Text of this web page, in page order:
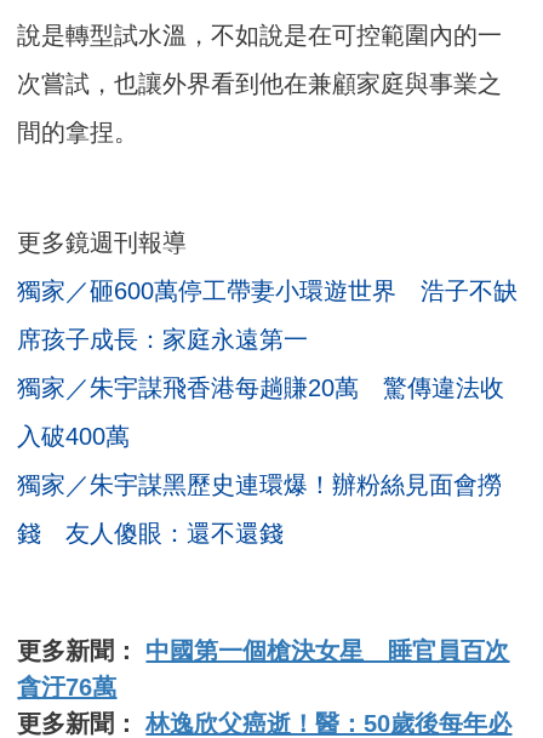
說是轉型試水溫，不如說是在可控範圍內的一
次嘗試，也讓外界看到他在兼顧家庭與事業之
間的拿捏。
更多鏡週刊報導
獨家／砸600萬停工帶妻小環遊世界 浩子不缺
席孩子成長：家庭永遠第一
獨家／朱宇謀飛香港每趟賺20萬 驚傳違法收
入破400萬
獨家／朱宇謀黑歷史連環爆！辦粉絲見面會撈
錢 友人傻眼：還不還錢
更多新聞： 中國第一個槍決女星 睡官員百次
貪汙76萬
更多新聞：林逸欣父癌逝！醫：50歲後每年必